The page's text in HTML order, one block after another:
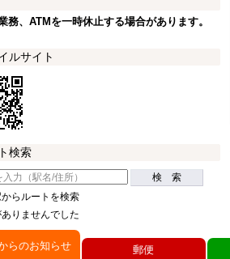
務、ATMを一時休止する場合があります。
ルサイト
検索
検 索
らルートを検索
りませんでした
らのお知らせ 郵便